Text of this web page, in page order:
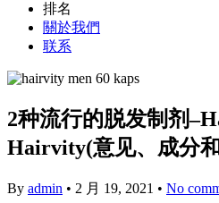
排名
關於我們
联系
2种流行的脱发制剂
Hairvity(意见、成分
By admin • 2 月 19, 2021 • No